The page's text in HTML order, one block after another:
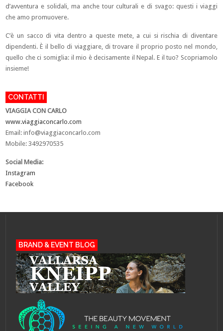
d’avventura e solidali, ma anche tour culturali e di svago: questi i viaggi
che amo promuovere.
C’è un sacco di vita dentro a queste mete, a cui si rischia di diventare
dipendenti. È il bello di viaggiare, di trovare il proprio posto nel mondo,
quello che ci somiglia: il mio è decisamente il Nepal. E il tuo? Scopriamolo
insieme!
CONTATTI
VIAGGIA CON CARLO
www.viaggiaconcarlo.com
Email:info@viaggiaconcarlo.com
Mobile: 3492970535
Social Media:
Instagram
Facebook
BRAND & EVENT BLOG